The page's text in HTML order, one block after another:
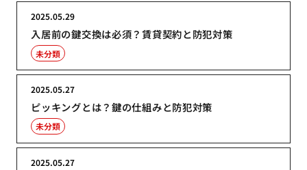
入居前の鍵交換は必須？賃貸契約と防犯対策
2025.05.29
未分類
ピッキングとは？鍵の仕組みと防犯対策
2025.05.27
未分類
2025.05.27